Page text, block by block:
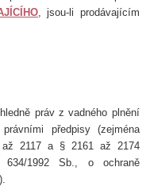
, jsou-li prodávajícím
práv z vadného plnění
předpisy (zejména
2117 a § 2161 až 2174
1992 Sb., o ochraně